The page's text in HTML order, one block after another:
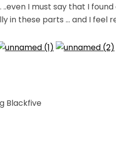
..even I must say that I
in these parts … and I feel
Blackfive